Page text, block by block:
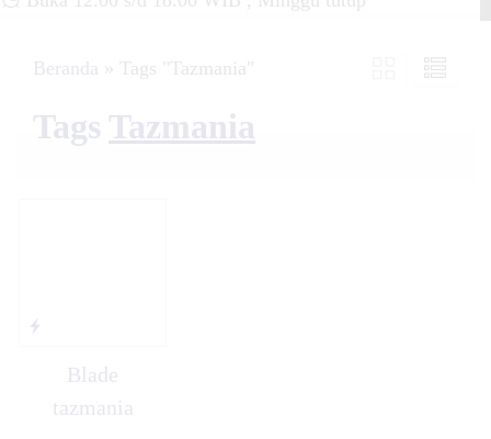
Beranda » Tags "Tazmania"
Tags Tazmania
Blade
tazmania